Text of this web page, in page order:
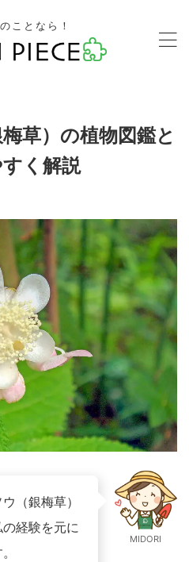
ことなら！
草）の植物図鑑と
く解説
（銀梅草）
経験を元に
MIDORI